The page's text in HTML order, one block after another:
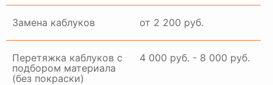
Замена каблуков от 2 200 руб.
Перетяжка каблуков с
подбором материала
(без покраски)
4 000 руб. - 8 000 руб.